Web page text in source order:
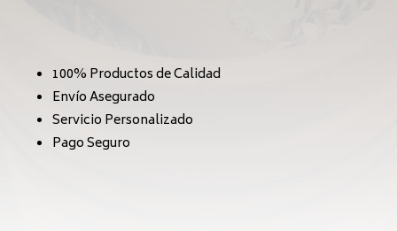
100% Productos de Calidad
Envío Asegurado
Servicio Personalizado
Pago Seguro